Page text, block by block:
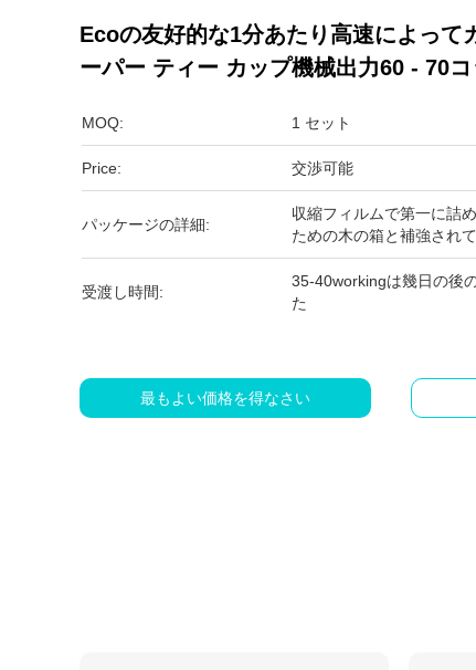
Ecoの友好的な1分あたり高速によって
ーパー ティー カップ機械出力60 - 70
MOQ: 1 セット
Price: 交渉可能
パッケージの詳細:
収縮フィルムで第一に詰
ための木の箱と補強されて
受渡し時間:
35-40workingは幾日の後
た
最もよい価格を得なさい